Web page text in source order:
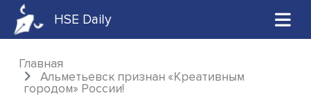
HSE Daily
Главная
Альметьевск признан «Креативным